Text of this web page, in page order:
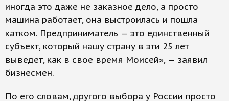
иногда это даже не заказное дело, а просто
машина работает, она выстроилась и пошла
катком. Предприниматель — это единственный
субъект, который нашу страну в эти 25 лет
выведет, как в свое время Моисей», — заявил
бизнесмен.
По его словам, другого выбора у России просто